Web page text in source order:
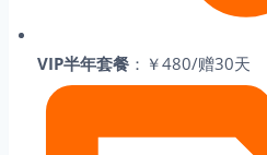
VIP半年套餐 ：￥480/赠30天